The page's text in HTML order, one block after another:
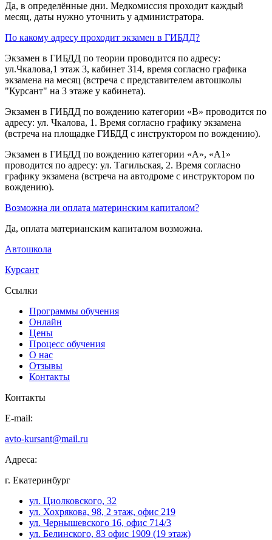
Да, в определённые дни. Медкомиссия проходит каждый
месяц, даты нужно уточнить у администратора.
По какому адресу проходит экзамен в ГИБДД?
Экзамен в ГИБДД по теории проводится по адресу:
ул.Чкалова,1 этаж 3, кабинет 314, время согласно графика
экзамена на месяц (встреча с представителем автошколы
"Курсант" на 3 этаже у кабинета).
Экзамен в ГИБДД по вождению категории «B» проводится по
адресу: ул. Чкалова, 1. Время согласно графику экзамена
(встреча на площадке ГИБДД с инструктором по вождению).
Экзамен в ГИБДД по вождению категории «A», «A1»
проводится по адресу: ул. Тагильская, 2. Время согласно
графику экзамена (встреча на автодроме с инструктором по
вождению).
Возможна ли оплата материнским капиталом?
Да, оплата материанским капиталом возможна.
Автошкола
Курсант
Ссылки
Программы обучения
Онлайн
Цены
Процесс обучения
О нас
Отзывы
Контакты
Контакты
E-mail:
avto-kursant@mail.ru
Адреса:
г. Екатеринбург
ул. Циолковского, 32
ул. Хохрякова, 98, 2 этаж, офис 219
ул. Чернышевского 16, офис 714/3
ул. Белинского, 83 офис 1909 (19 этаж)